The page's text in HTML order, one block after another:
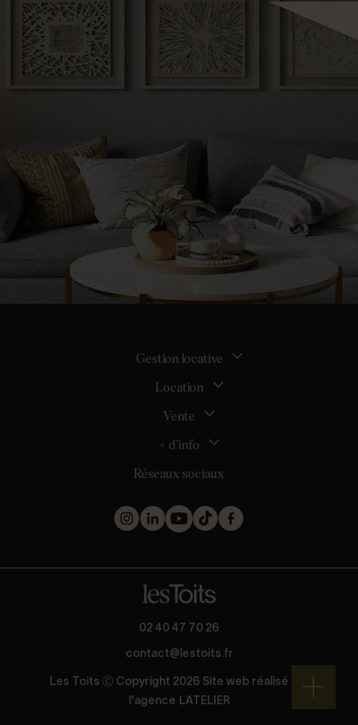
Gestion locative
La gestion locative
Location
Tous nos biens en location
Location appartement Saint-Sébastien-sur-Loire
Location maison Clisson (44190)
Location maison Rezé (44400)
Vente
Estimer mon bien
Maison Carquefou (44470)
Maison Couëron (44220)
Appartement Saint-Herblain (44800)
+ d’info
Inscription
Nos métiers
Les projets d’achat
Mentions légales
Politique de confidentialité
Barème
* Collecte d’avis conforme à la norme AFNOR NF ISO 20488 via
Réseaux sociaux
02 40 47 70 26
contact@lestoits.fr
Les Toits Ⓒ Copyright 2026 Site web réalisé par
l'agence LATELIER